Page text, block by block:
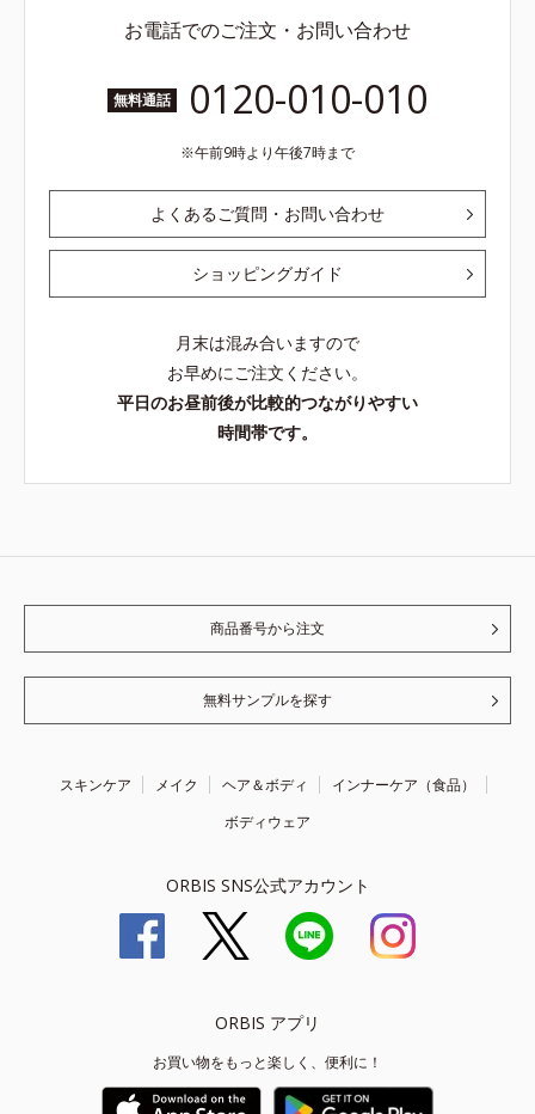
お電話でのご注文・お問い合わせ
無料通話 0120-010-010
午前9時より午後7時まで
よくあるご質問・お問い合わせ
ショッピングガイド
月末は混み合いますので
お早めにご注文ください。
平日のお昼前後が比較的つながりやすい
時間帯です。
商品番号から注文
無料サンプルを探す
スキンケア メイク ヘア＆ボディ
インナーケア（食品）
ボディウェア
ORBIS SNS公式アカウント
ORBIS アプリ
お買い物をもっと楽しく、便利に！